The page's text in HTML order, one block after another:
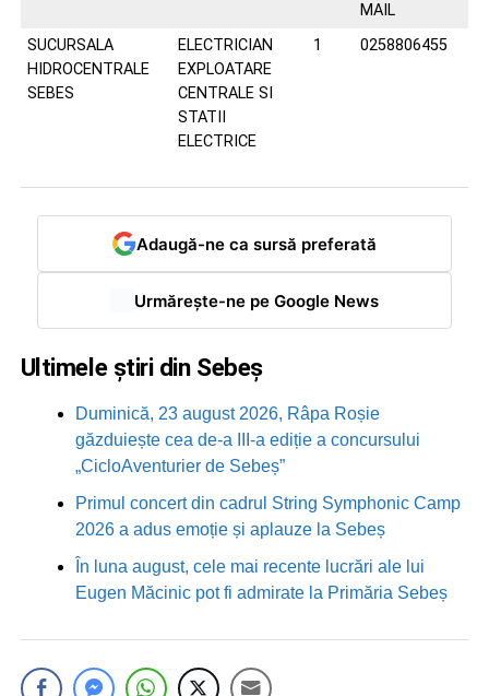
MAIL
SUCURSALA
HIDROCENTRALE
SEBES
ELECTRICIAN
EXPLOATARE
CENTRALE SI
STATII
ELECTRICE
1 0258806455
Adaugă-ne ca sursă preferată
Urmărește-ne pe Google News
Ultimele știri din Sebeș
Duminică, 23 august 2026, Râpa Roșie
găzduiește cea de-a III-a ediție a concursului
„CicloAventurier de Sebeș”
Primul concert din cadrul String Symphonic Camp
2026 a adus emoție și aplauze la Sebeș
În luna august, cele mai recente lucrări ale lui
Eugen Măcinic pot fi admirate la Primăria Sebeș